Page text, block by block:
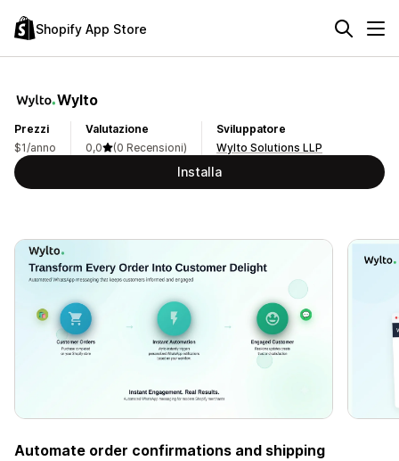
Shopify App Store
Wylto
Prezzi
$1/anno
Valutazione
0,0
(0 Recensioni)
Sviluppatore
Wylto Solutions LLP
Installa
Automate order confirmations and shipping